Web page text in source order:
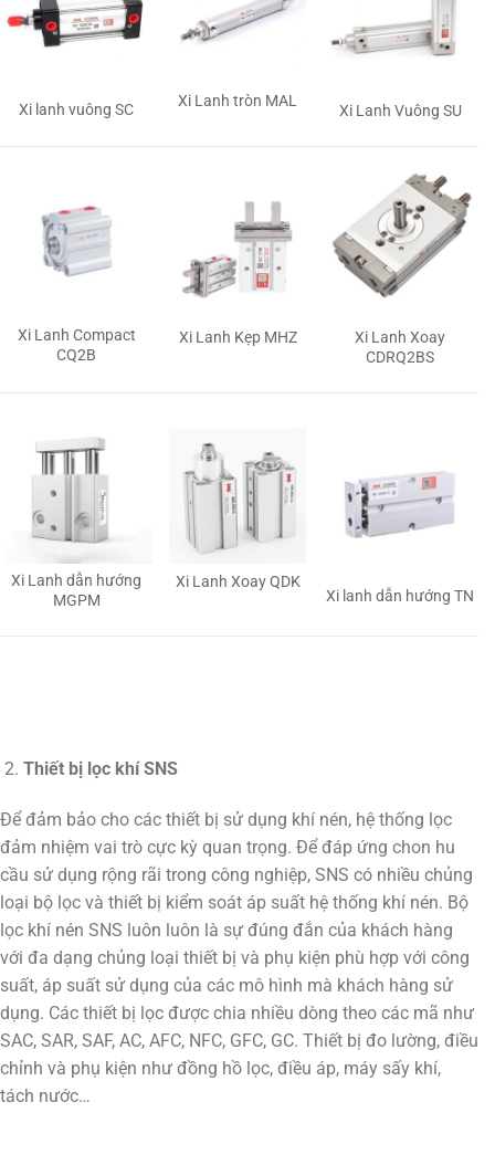
Xi lanh vuông SC Xi Lanh tròn MAL
Xi Lanh Vuông SU
Xi Lanh Compact
CQ2B
Xi Lanh Kẹp MHZ
Xi Lanh Xoay
CDRQ2BS
Xi Lanh dẫn hướng
MGPM
Xi Lanh Xoay QDK
Xi lanh dẫn hướng TN
Thiết bị lọc khí SNS
Để đảm bảo cho các thiết bị sử dụng khí nén, hệ thống lọc
đảm nhiệm vai trò cực kỳ quan trọng. Để đáp ứng chon hu
cầu sử dụng rộng rãi trong công nghiệp, SNS có nhiều chủng
loại bộ lọc và thiết bị kiểm soát áp suất hệ thống khí nén. Bộ
lọc khí nén SNS luôn luôn là sự đúng đắn của khách hàng
với đa dạng chủng loại thiết bị và phụ kiện phù hợp với công
suất, áp suất sử dụng của các mô hình mà khách hàng sử
dụng. Các thiết bị lọc được chia nhiều dòng theo các mã như
SAC, SAR, SAF, AC, AFC, NFC, GFC, GC. Thiết bị đo lường, điều
chỉnh và phụ kiện như đồng hồ lọc, điều áp, máy sấy khí,
tách nước…